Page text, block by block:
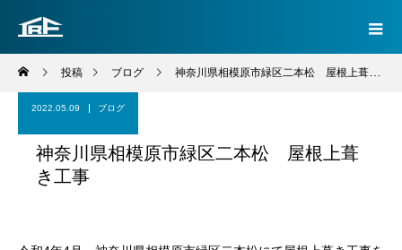
投稿 ブログ 神奈川県相模原市緑区二本松 屋根上葺き工事
2022.05.09 ブログ
神奈川県相模原市緑区二本松 屋根上葺
き工事